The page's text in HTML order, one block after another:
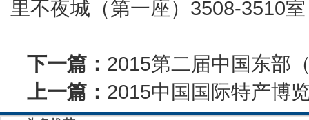
里不夜城（第一座）3508-3510室
下一篇： 2015第二届中国东部
上一篇： 2015中国国际特产博